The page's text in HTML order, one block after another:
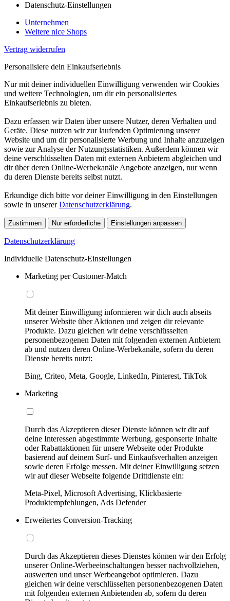
Datenschutz-Einstellungen
Unternehmen
Weitere nice Shops
Vertrag widerrufen
Personalisiere dein Einkaufserlebnis
Nur mit deiner individuellen Einwilligung verwenden wir Cookies
und weitere Technologien, um dir ein personalisiertes
Einkaufserlebnis zu bieten.
Dazu erfassen wir Daten über unsere Nutzer, deren Verhalten und
Geräte. Diese nutzen wir zur laufenden Optimierung unserer
Website und um dir personalisierte Werbung und Inhalte anzuzeigen
sowie zur Analyse der Nutzungsstatistiken. Außerdem können wir
deine verschlüsselten Daten mit externen Anbietern abgleichen und
dir über deren Online-Werbekanäle Angebote anzeigen, nur wenn
du deren Dienste bereits selbst nutzt.
Erkundige dich bitte vor deiner Einwilligung in den Einstellungen
sowie in unsererDatenschutzerklärung.
Zustimmen Nur erforderliche Einstellungen anpassen
Datenschutzerklärung
Individuelle Datenschutz-Einstellungen
Marketing per Customer-Match
Mit deiner Einwilligung informieren wir dich auch abseits
unserer Website über Aktionen und zeigen dir relevante
Produkte. Dazu gleichen wir deine verschlüsselten
personenbezogenen Daten mit folgenden externen Anbietern
ab und nutzen deren Online-Werbekanäle, sofern du deren
Dienste bereits nutzt:
Bing, Criteo, Meta, Google, LinkedIn, Pinterest, TikTok
Marketing
Durch das Akzeptieren dieser Dienste können wir dir auf
deine Interessen abgestimmte Werbung, gesponserte Inhalte
oder Rabattaktionen für unsere Webseite oder Produkte
basierend auf deinem Surf- und Einkaufsverhalten anzeigen
sowie deren Erfolge messen. Mit deiner Einwilligung setzen
wir auf dieser Webseite folgende Drittdienste ein:
Meta-Pixel, Microsoft Advertising, Klickbasierte
Produktempfehlungen, Ads Defender
Erweitertes Conversion-Tracking
Durch das Akzeptieren dieses Dienstes können wir den Erfolg
unserer Online-Werbeeinschaltungen besser nachvollziehen,
auswerten und unser Werbeangebot optimieren. Dazu
gleichen wir deine verschlüsselten personenbezogenen Daten
mit folgenden externen Anbietenden ab, sofern du deren